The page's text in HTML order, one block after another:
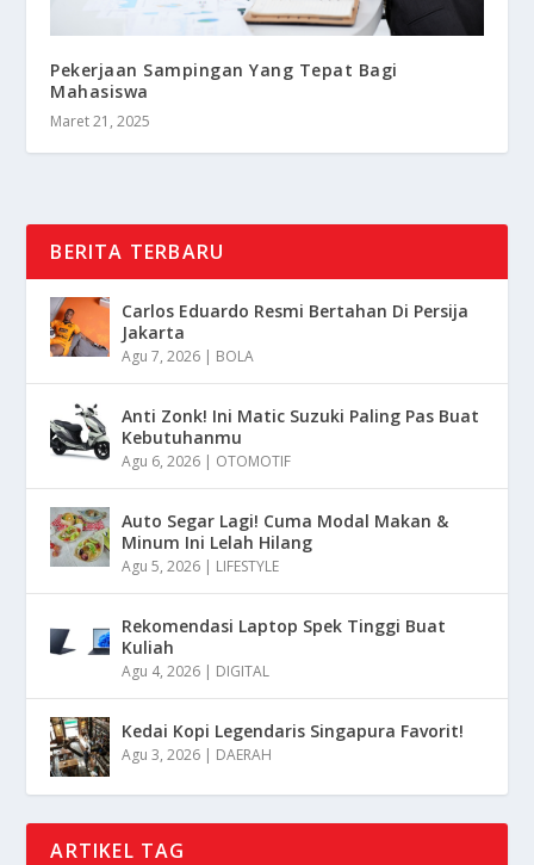
Pekerjaan Sampingan Yang Tepat Bagi
Mahasiswa
Maret 21, 2025
BERITA TERBARU
Carlos Eduardo Resmi Bertahan Di Persija
Jakarta
Agu 7, 2026 | BOLA
Anti Zonk! Ini Matic Suzuki Paling Pas Buat
Kebutuhanmu
Agu 6, 2026 | OTOMOTIF
Auto Segar Lagi! Cuma Modal Makan &
Minum Ini Lelah Hilang
Agu 5, 2026 | LIFESTYLE
Rekomendasi Laptop Spek Tinggi Buat
Kuliah
Agu 4, 2026 | DIGITAL
Kedai Kopi Legendaris Singapura Favorit!
Agu 3, 2026 | DAERAH
ARTIKEL TAG